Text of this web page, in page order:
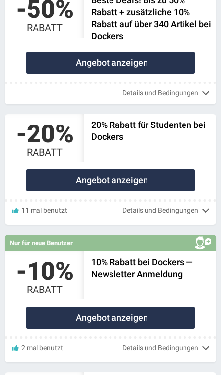
-50%
RABATT
Rabatt + zusätzliche 10%
Rabatt auf über 340 Artikel bei
Dockers
Angebot anzeigen
Details und Bedingungen
-20%
RABATT
20% Rabatt für Studenten bei
Dockers
Angebot anzeigen
11 mal benutzt Details und Bedingungen
Nur für neue Benutzer
-10%
RABATT
10% Rabatt bei Dockers —
Newsletter Anmeldung
Angebot anzeigen
2 mal benutzt Details und Bedingungen